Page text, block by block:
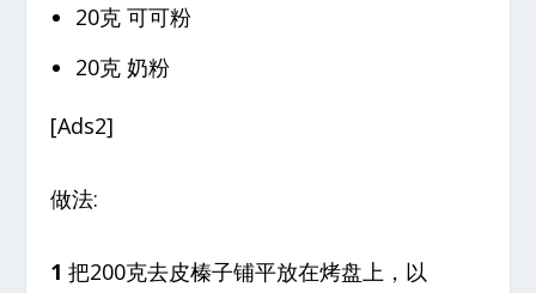
20克 可可粉
20克 奶粉
[Ads2]
做法:
1 把200克去皮榛子铺平放在烤盘上，以